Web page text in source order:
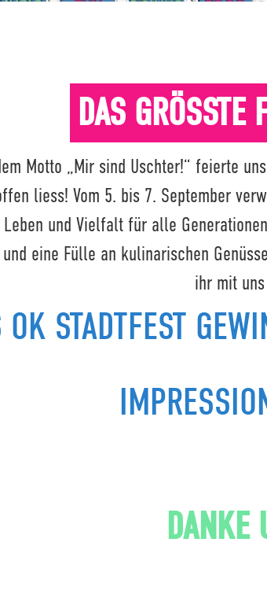
DAS
Motto „Mir sind Uschter!“ feierte
liess! Vom 5. bis 7. September
und Vielfalt für alle
eine Fülle an kulinarischen
ihr mit
OK STADTFEST
DANKE